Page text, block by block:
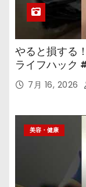
やると損する
ライフハック
7月 16, 2026
美容・健康